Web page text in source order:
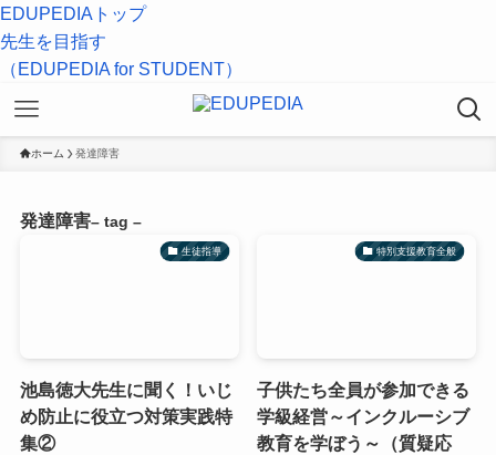
EDUPEDIAトップ
先生を目指す
（EDUPEDIA for STUDENT）
ホーム 発達障害
発達障害– tag –
生徒指導
池島徳大先生に聞く！いじ
め防止に役立つ対策実践特
集②
特別支援教育全般
子供たち全員が参加できる
学級経営～インクルーシブ
教育を学ぼう～（質疑応